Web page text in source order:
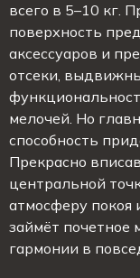
всего в 5–10 кг.
поверхность
аксессуаров и
отсеки,
мелочей. Но
способность
Прекрасно
центральной
атмосферу покоя
займёт почетное
гармонии в